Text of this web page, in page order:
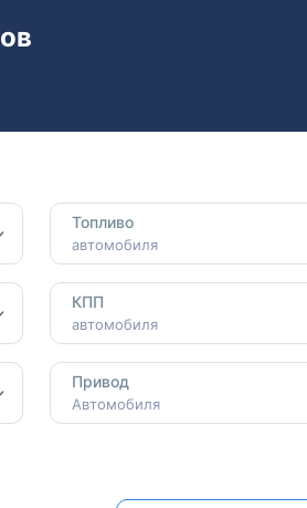
Lexus
Audi
Топливо
автомобиля
КПП
автомобиля
Привод
Автомобиля